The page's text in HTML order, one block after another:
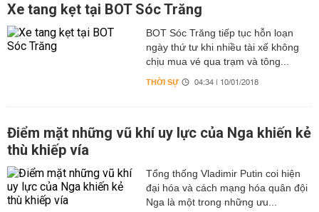
Xe tang kẹt tại BOT Sóc Trăng
BOT Sóc Trăng tiếp tục hỗn loạn
ngày thứ tư khi nhiều tài xế không
chịu mua vé qua trạm và tông...
THỜI SỰ 04:34 | 10/01/2018
Điểm mặt những vũ khí uy lực của Nga khiến kẻ
thù khiếp vía
Tổng thống Vladimir Putin coi hiện
đại hóa và cách mạng hóa quân đội
Nga là một trong những ưu...